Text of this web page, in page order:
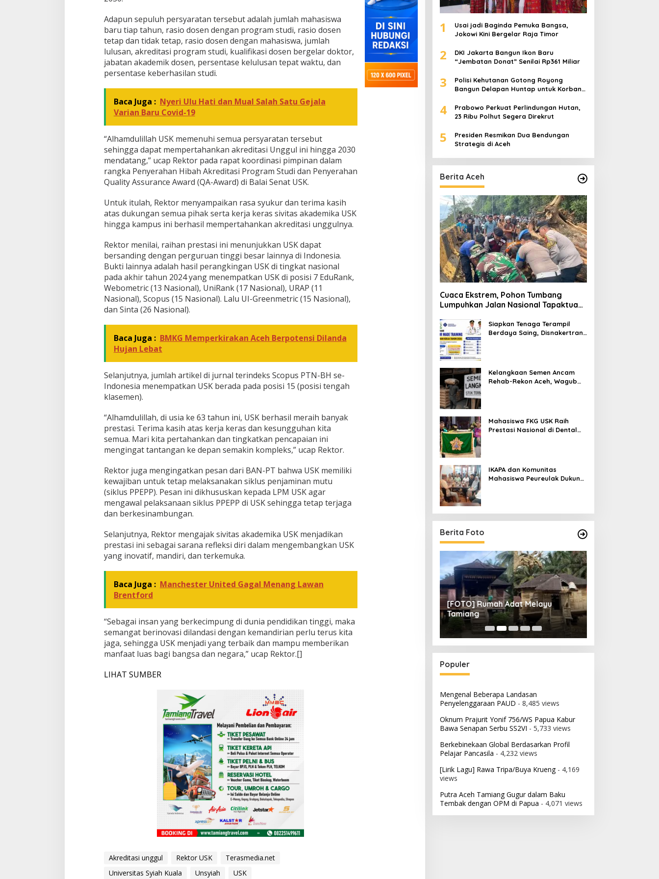
3
0
Adapun sepuluh persyaratan tersebut adalah jumlah mahasiswa
baru tiap tahun, rasio dosen dengan program studi, rasio dosen
tetap dan tidak tetap, rasio dosen dengan mahasiswa, jumlah
lulusan, akreditasi program studi, kualifikasi dosen bergelar doktor,
jabatan akademik dosen, persentase kelulusan tepat waktu, dan
persentase keberhasilan studi.
Baca Juga : Nyeri Ulu Hati dan Mual Salah Satu Gejala
Varian Baru Covid-19
“Alhamdulillah USK memenuhi semua persyaratan tersebut
sehingga dapat mempertahankan akreditasi Unggul ini hingga 2030
mendatang,” ucap Rektor pada rapat koordinasi pimpinan dalam
rangka Penyerahan Hibah Akreditasi Program Studi dan Penyerahan
Quality Assurance Award (QA-Award) di Balai Senat USK.
Untuk itulah, Rektor menyampaikan rasa syukur dan terima kasih
atas dukungan semua pihak serta kerja keras sivitas akademika USK
hingga kampus ini berhasil mempertahankan akreditasi unggulnya.
Rektor menilai, raihan prestasi ini menunjukkan USK dapat
bersanding dengan perguruan tinggi besar lainnya di Indonesia.
Bukti lainnya adalah hasil perangkingan USK di tingkat nasional
pada akhir tahun 2024 yang menempatkan USK di posisi 7 EduRank,
Webometric (13 Nasional), UniRank (17 Nasional), URAP (11
Nasional), Scopus (15 Nasional). Lalu UI-Greenmetric (15 Nasional),
dan Sinta (26 Nasional).
Baca Juga : BMKG Memperkirakan Aceh Berpotensi Dilanda
Hujan Lebat
Selanjutnya, jumlah artikel di jurnal terindeks Scopus PTN-BH se-
Indonesia menempatkan USK berada pada posisi 15 (posisi tengah
klasemen).
“Alhamdulillah, di usia ke 63 tahun ini, USK berhasil meraih banyak
prestasi. Terima kasih atas kerja keras dan kesungguhan kita
semua. Mari kita pertahankan dan tingkatkan pencapaian ini
mengingat tantangan ke depan semakin kompleks,” ucap Rektor.
Rektor juga mengingatkan pesan dari BAN-PT bahwa USK memiliki
kewajiban untuk tetap melaksanakan siklus penjaminan mutu
(siklus PPEPP). Pesan ini dikhususkan kepada LPM USK agar
mengawal pelaksanaan siklus PPEPP di USK sehingga tetap terjaga
dan berkesinambungan.
Selanjutnya, Rektor mengajak sivitas akademika USK menjadikan
prestasi ini sebagai sarana refleksi diri dalam mengembangkan USK
yang inovatif, mandiri, dan terkemuka.
Baca Juga : Manchester United Gagal Menang Lawan
Brentford
“Sebagai insan yang berkecimpung di dunia pendidikan tinggi, maka
semangat berinovasi dilandasi dengan kemandirian perlu terus kita
jaga, sehingga USK menjadi yang terbaik dan mampu memberikan
manfaat luas bagi bangsa dan negara,” ucap Rektor.[]
LIHAT SUMBER
Akreditasi unggul Rektor USK
Terasmedia.net
Universitas Syiah Kuala
Unsyiah USK
1
Usai jadi Baginda Pemuka Bangsa,
Jokowi Kini Bergelar Raja Timor
2
DKI Jakarta Bangun Ikon Baru
“Jembatan Donat” Senilai Rp361 Miliar
3
Polisi Kehutanan Gotong Royong
Bangun Delapan Huntap untuk Korban
4
Prabowo Perkuat Perlindungan Hutan,
23 Ribu Polhut Segera Direkrut
5
Presiden Resmikan Dua Bendungan
Strategis di Aceh
Berita Aceh
Cuaca Ekstrem, Pohon Tumbang
Lumpuhkan Jalan Nasional Tapaktuan-
Siapkan Tenaga Terampil
Berdaya Saing, Disnakertrans
Kelangkaan Semen Ancam
Rehab-Rekon Aceh, Wagub
Mahasiswa FKG USK Raih
Prestasi Nasional di Dental
IKAPA dan Komunitas
Mahasiswa Peureulak Dukung
Berita Foto
di Bandar Pusaka
[FOTO] Rumah Adat Melayu
Tamiang
Populer
Mengenal Beberapa Landasan
Penyelenggaraan PAUD - 8,485 views
Oknum Prajurit Yonif 756/WS Papua Kabur
Bawa Senapan Serbu SS2VI - 5,733 views
Berkebinekaan Global Berdasarkan Profil
Pelajar Pancasila - 4,232 views
[Lirik Lagu] Rawa Tripa/Buya Krueng- 4,169
views
Putra Aceh Tamiang Gugur dalam Baku
Tembak dengan OPM di Papua - 4,071 views